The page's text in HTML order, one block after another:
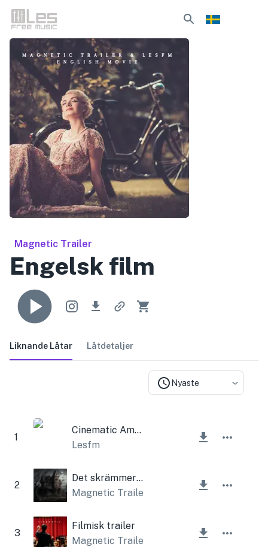
Magnetic Trailer
Engelsk film
Liknande Låtar Låtdetaljer
Nyaste
1
Cinematic Ambient Feeling
Lesfm
2
Det skrämmer mig
Magnetic Trailer
3
Filmisk trailer
Magnetic Trailer